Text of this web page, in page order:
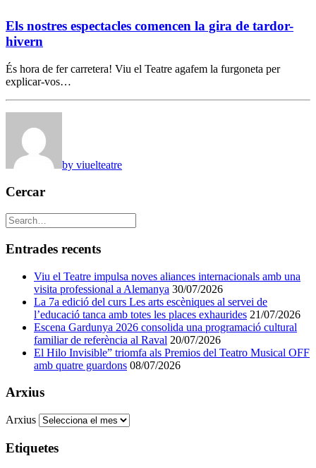
Els nostres espectacles comencen la gira de tardor-
hivern
És hora de fer carretera! Viu el Teatre agafem la furgoneta per
explicar-vos…
by viuelteatre
Cercar
Entrades recents
Viu el Teatre impulsa noves aliances internacionals amb una
visita professional a Alemanya 30/07/2026
La 7a edició del curs Les arts escèniques al servei de
l’educació tanca amb totes les places exhaurides 21/07/2026
Escena Gardunya 2026 consolida una programació cultural
familiar de referència al Raval 20/07/2026
El Hilo Invisible” triomfa als Premios del Teatro Musical OFF
amb quatre guardons 08/07/2026
Arxius
Arxius
Etiquetes